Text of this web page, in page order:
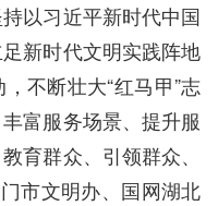
以习近平新时代中国
新时代文明实践阵地
不断壮大“红马甲”志
富服务场景、提升服
育群众、引领群众、
市文明办、国网湖北